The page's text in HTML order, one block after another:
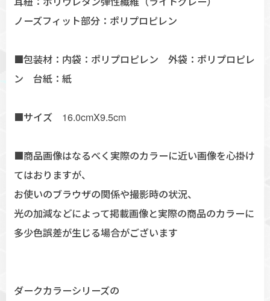
ノーズフィット部分：ポリプロピレン
■包装材：内袋：ポリプロピレン 外袋：ポリプロピレ
ン 台紙：紙
■サイズ 16.0cmX9.5cm
■商品画像はなるべく実際のカラーに近い画像を心掛け
てはおりますが、
お使いのブラウザの関係や撮影時の状況、
光の加減などによって掲載画像と実際の商品のカラーに
多少色誤差が生じる場合がございます
ダークカラーシリーズの